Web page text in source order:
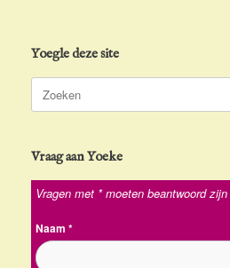
Yoegle deze site
Zoeken
naar:
Vraag aan Yoeke
Vragen met * moeten beantwoord zijn
Naam *